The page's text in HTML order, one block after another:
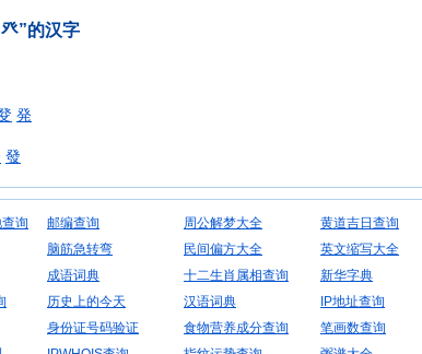
”的汉字
発
發
询 邮编查询 周公解梦大全 黄道吉日查询
脑筋急转弯 民间偏方大全 英文缩写大全
成语词典 十二生肖属相查询 新华字典
历史上的今天 汉语词典 IP地址查询
身份证号码验证 食物营养成分查询 笔画数查询